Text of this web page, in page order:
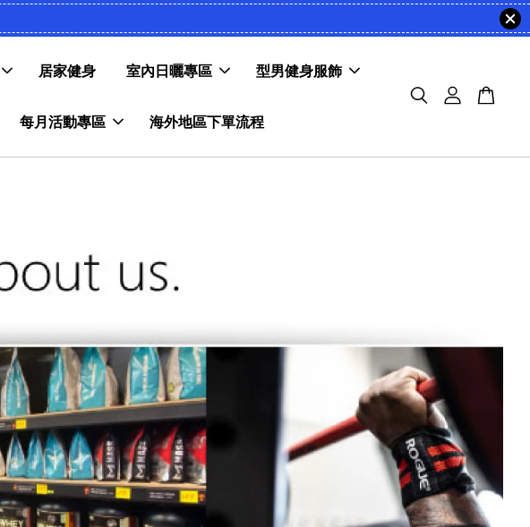
居家健身 室內日曬專區 型男健身服飾
每月活動專區 海外地區下單流程